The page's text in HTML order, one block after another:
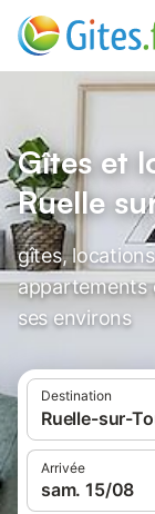
Gîtes et
Ruelle
gîtes,
appartements
ses environs
Destination
Ruelle-sur-
Arrivée
sam. 15/08